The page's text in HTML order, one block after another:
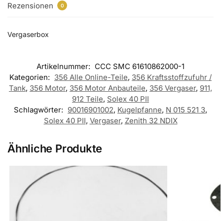
Rezensionen 0
Vergaserbox
Artikelnummer: CCC SMC 61610862000-1
Kategorien: 356 Alle Online-Teile, 356 Kraftsstoffzufuhr /
Tank, 356 Motor, 356 Motor Anbauteile, 356 Vergaser, 911,
912 Teile, Solex 40 PII
Schlagwörter: 90016901002, Kugelpfanne, N 015 521 3,
Solex 40 PII, Vergaser, Zenith 32 NDIX
Ähnliche Produkte